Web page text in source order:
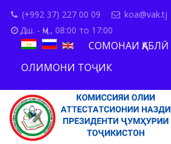
(+992 37) 227 00 09
koa@vak.tj
Дш. - Ҷм., 08:00 то 17:00
СОМОНАИ ҚАБЛӢ
ОЛИМОНИ ТОҶИК